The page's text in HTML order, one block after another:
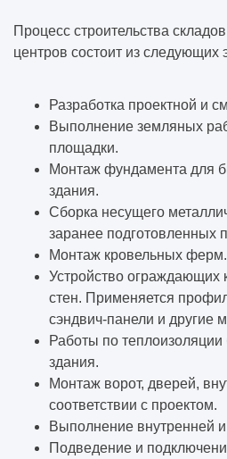
Процесс строительства
центров состоит из следующих
Разработка проектной и
Выполнение земляных
площадки.
Монтаж фундамента для
здания.
Сборка несущего
заранее подготовленных
Монтаж кровельных ферм.
Устройство ограждающих
стен. Применяется
сэндвич-панели и другие
Работы по
здания.
Монтаж ворот, дверей,
соответствии с проектом.
Выполнение внутренней
Подведение и